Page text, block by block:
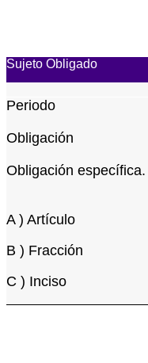
Sujeto Obligado
Periodo
Obligación
Obligación específica.
A ) Artículo
B ) Fracción
C ) Inciso